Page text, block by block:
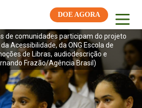
DOE AGORA
de comunidades participam do projeto
Acessibilidade, da ONG Escola de
de Libras, audiodescrição e
Frazão/Agência Brasil)